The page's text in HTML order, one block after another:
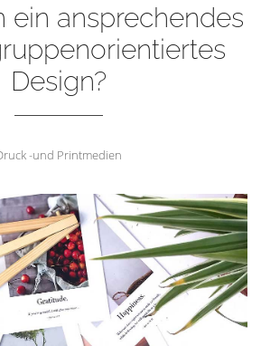
ein ansprechendes
Design?
-und Printmedien